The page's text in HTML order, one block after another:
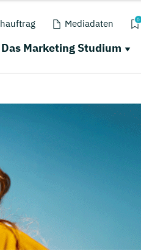
Mediadaten 0
Das Marketing Studium